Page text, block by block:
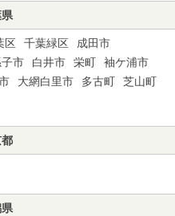
区 千葉緑区
成田市
市 白井市 栄町
袖ケ浦市
大網白里市 多古町
芝山町